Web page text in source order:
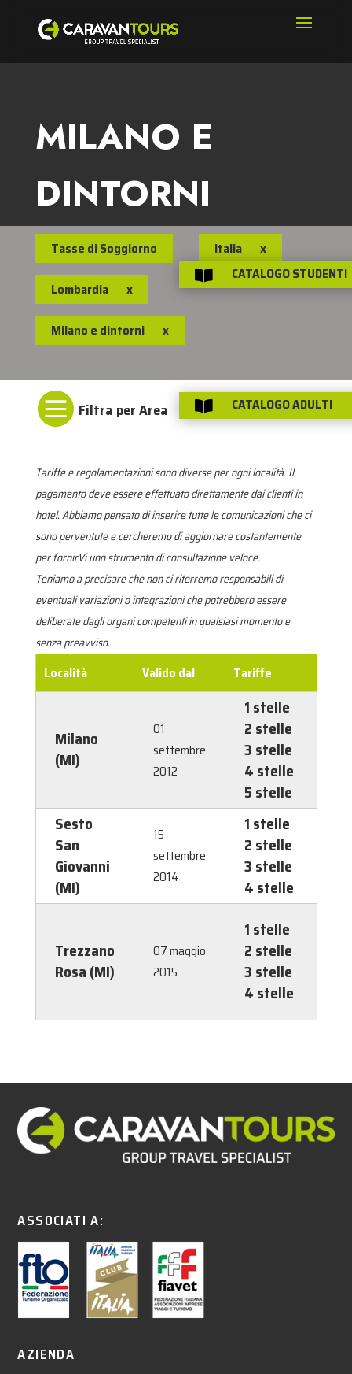
MILANO E
DINTORNI
Tasse di Soggiorno Italia x
Lombardia x
Milano e dintorni x

Tariffe e regolamentazioni sono diverse per ogni località. Il
pagamento deve essere effettuato direttamente dai clienti in
hotel. Abbiamo pensato di inserire tutte le comunicazioni che ci
sono perventute e cercheremo di aggiornare costantemente
per fornirVi uno strumento di consultazione veloce.
Teniamo a precisare che non ci riterremo responsabili di
eventuali variazioni o integrazioni che potrebbero essere
deliberate dagli organi competenti in qualsiasi momento e
senza preavviso.
Località Valido dal Tariffe
Milano
(MI)
01
settembre
2012
1 stelle
2 stelle
3 stelle
4 stelle
5 stelle
Sesto
San
Giovanni
(MI)
15
settembre
2014
1 stelle
2 stelle
3 stelle
4 stelle
Trezzano
Rosa (MI)
07 maggio
2015
1 stelle
2 stelle
3 stelle
4 stelle
ASSOCIATI A:
AZIENDA
 CATALOGO STUDENTI
 CATALOGO ADULTI